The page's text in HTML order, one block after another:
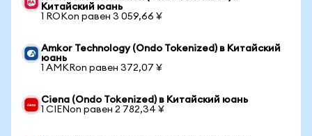
Китайский юань
1 ROKon равен 3 059,66 ¥
Amkor Technology (Ondo Tokenized) в Китайский
юань
1 AMKRon равен 372,07 ¥
Ciena (Ondo Tokenized) в Китайский юань
1 CIENon равен 2 782,34 ¥